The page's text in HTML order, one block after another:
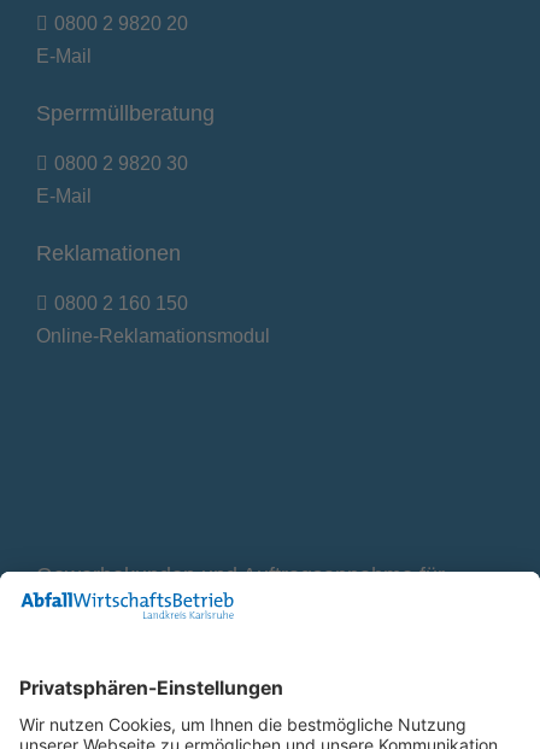
0800 2 9820 20
E-Mail
Sperrmüllberatung
0800 2 9820 30
E-Mail
Reklamationen
0800 2 160 150
Online-Reklamationsmodul
Gewerbekunden und Auftragsannahme für
Container
E-Mail
Bleiben Sie in Verbindung